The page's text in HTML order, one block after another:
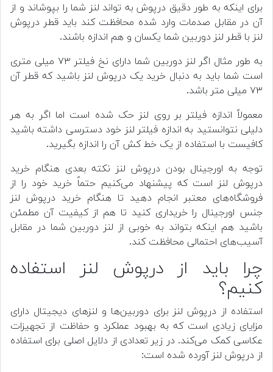
برای اینکه به طور دقیق درپوش به تواند لنز شما را بپوشاند و از
آن در مقابل صدمات وارد شده محافظت کند باید قطر درپوش
لنز با قطر لنز دوربین شما یکسان و هم اندازه باشند.
به طور مثال اگر لنز دوربین شما دارای نخ فیلتر ۷۳ میلی متری
است شما باید به دنبال خرید یک درپوش لنز باشید که قطر آن
۷۳ میلی متر باشد.
معمولاً اندازه فیلتر بر روی لنز حک شده است اما اگر به هر
دلیلی نتوانستید به اندازه فیلتر لنز خود دسترسی داشته باشید
کافیست با استفاده از یک خط کش آن را اندازه بگیرید.
توجه به اورجینال بودن درپوش لنز نکته بعدی هنگام خرید
درپوش لنز است که پیشنهاد می‌کنیم حتماً خرید خود را از
فروشگاه‌های معتبر انجام دهید تا هنگام خرید درپوش لنز
جنس اورجینال را خریداری کنید تا هم از کیفیت آن مطمئن
باشید هم اینکه بتواند به خوبی از لنز دوربین شما در مقابل
آسیب‌های احتمالی محافظت کند.
چرا باید از درپوش لنز استفاده
کنیم؟
استفاده از درپوش لنز برای دوربین‌ها و لنزهای دیجیتال دارای
مزایای زیادی است که به بهبود عملکرد و حفاظت از تجهیزات
عکاسی کمک می‌کند. در زیر تعدادی از دلایل اصلی برای استفاده
از درپوش لنز آورده شده است: